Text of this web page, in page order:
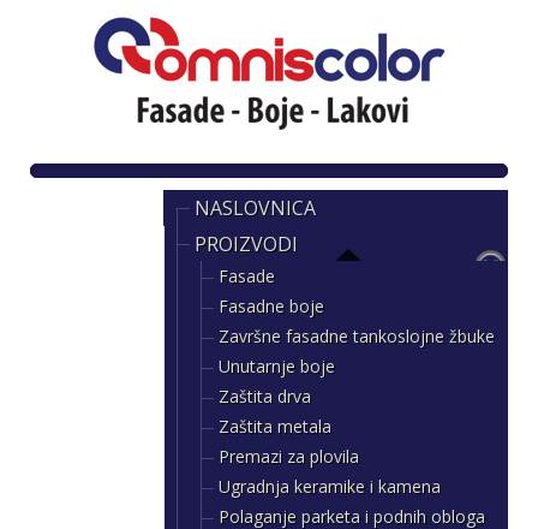
NASLOVNICA
PROIZVODI
Fasade
Fasadne boje
Završne fasadne tankoslojne žbuke
Unutarnje boje
Zaštita drva
Zaštita metala
Premazi za plovila
Ugradnja keramike i kamena
Polaganje parketa i podnih obloga